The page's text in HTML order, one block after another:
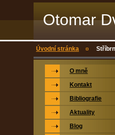
Otomar
Úvodní stránka
O mně
Kontakt
Bibliografie
Aktuality
Blog